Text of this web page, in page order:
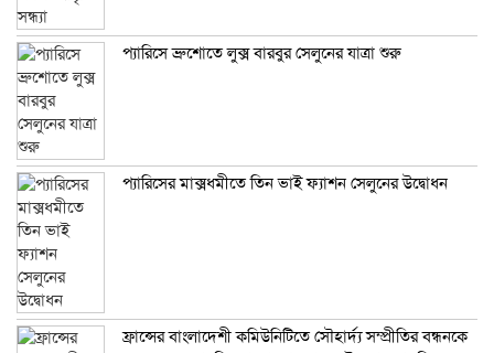
প্যারিসে ব্রুশোতে লুক্স বারবুর সেলুনের যাত্রা শুরু
প্যারিসের মাক্সধমীতে তিন ভাই ফ্যাশন সেলুনের উদ্বোধন
ফ্রান্সের বাংলাদেশী কমিউনিটিতে সৌহার্দ্য সম্প্রীতির বন্ধনকে